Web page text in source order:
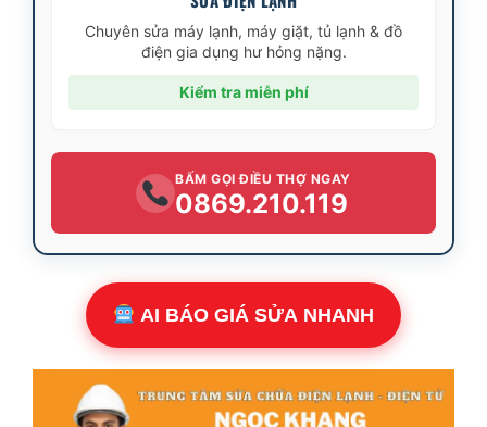
Chuyên sửa máy lạnh, máy giặt, tủ lạnh & đồ
điện gia dụng hư hỏng nặng.
Kiểm tra miễn phí
BẤM GỌI ĐIỀU THỢ NGAY
0869.210.119
AI BÁO GIÁ SỬA NHANH